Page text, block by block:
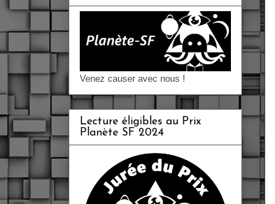
Venez causer avec nous !
Lecture éligibles au Prix
Planète SF 2024